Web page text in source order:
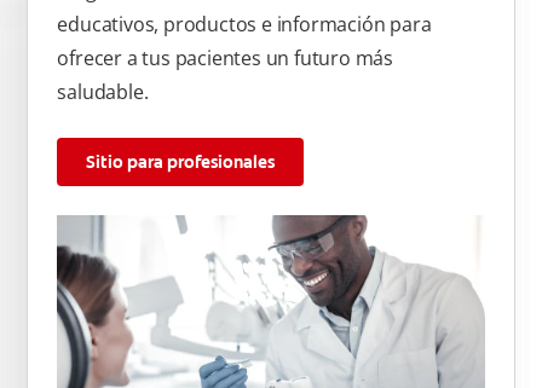
educativos, productos e información para
ofrecer a tus pacientes un futuro más
saludable.
Sitio para profesionales